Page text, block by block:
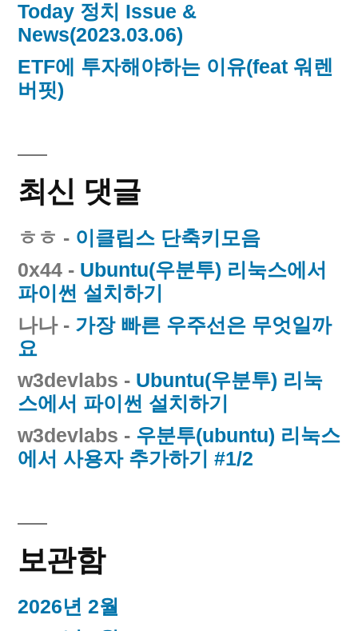
Today 정치 Issue &
News(2023.03.06)
ETF에 투자해야하는 이유(feat 워렌
버핏)
최신 댓글
ㅎㅎ - 이클립스 단축키모음
0x44 - Ubuntu(우분투) 리눅스에서
파이썬 설치하기
나나- 가장 빠른 우주선은 무엇일까
요
w3devlabs - Ubuntu(우분투) 리눅
스에서 파이썬 설치하기
w3devlabs - 우분투(ubuntu) 리눅스
에서 사용자 추가하기 #1/2
보관함
2026년 2월